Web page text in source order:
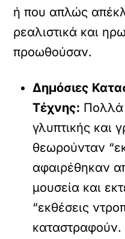
ή που απλώς
ρεαλιστικά και
προωθούσαν.
Δημόσιες
Τέχνης: Πολλά
γλυπτικής και
θεωρούνταν
αφαιρέθηκαν
μουσεία και
“εκθέσεις
καταστραφούν.